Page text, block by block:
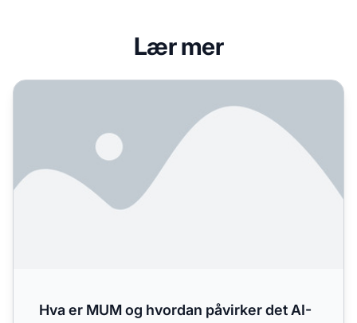
Lær mer
Hva er MUM og hvordan påvirker det AI-søk?
Hva er MUM og hvordan påvirker det AI-